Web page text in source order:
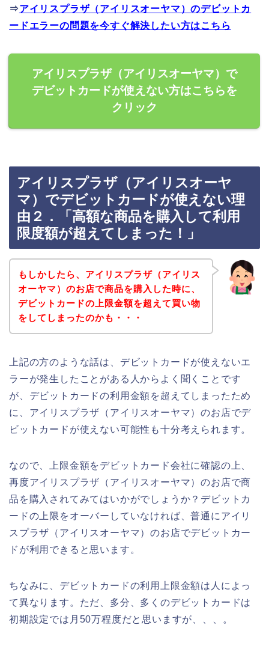
⇒アイリスプラザ（アイリスオーヤマ）のデビットカ
ードエラーの問題を今すぐ解決したい方はこちら
アイリスプラザ（アイリスオーヤマ）で
デビットカードが使えない方はこちらを
クリック
アイリスプラザ（アイリスオーヤ
マ）でデビットカードが使えない理
由２．「高額な商品を購入して利用
限度額が超えてしまった！」
もしかしたら、アイリスプラザ（アイリス
オーヤマ）のお店で商品を購入した時に、
デビットカードの上限金額を超えて買い物
をしてしまったのかも・・・
上記の方のような話は、デビットカードが使えないエ
ラーが発生したことがある人からよく聞くことです
が、デビットカードの利用金額を超えてしまったため
に、アイリスプラザ（アイリスオーヤマ）のお店でデ
ビットカードが使えない可能性も十分考えられます。
なので、上限金額をデビットカード会社に確認の上、
再度アイリスプラザ（アイリスオーヤマ）のお店で商
品を購入されてみてはいかがでしょうか？デビットカ
ードの上限をオーバーしていなければ、普通にアイリ
スプラザ（アイリスオーヤマ）のお店でデビットカー
ドが利用できると思います。
ちなみに、デビットカードの利用上限金額は人によっ
て異なります。ただ、多分、多くのデビットカードは
初期設定では月50万程度だと思いますが、、、。